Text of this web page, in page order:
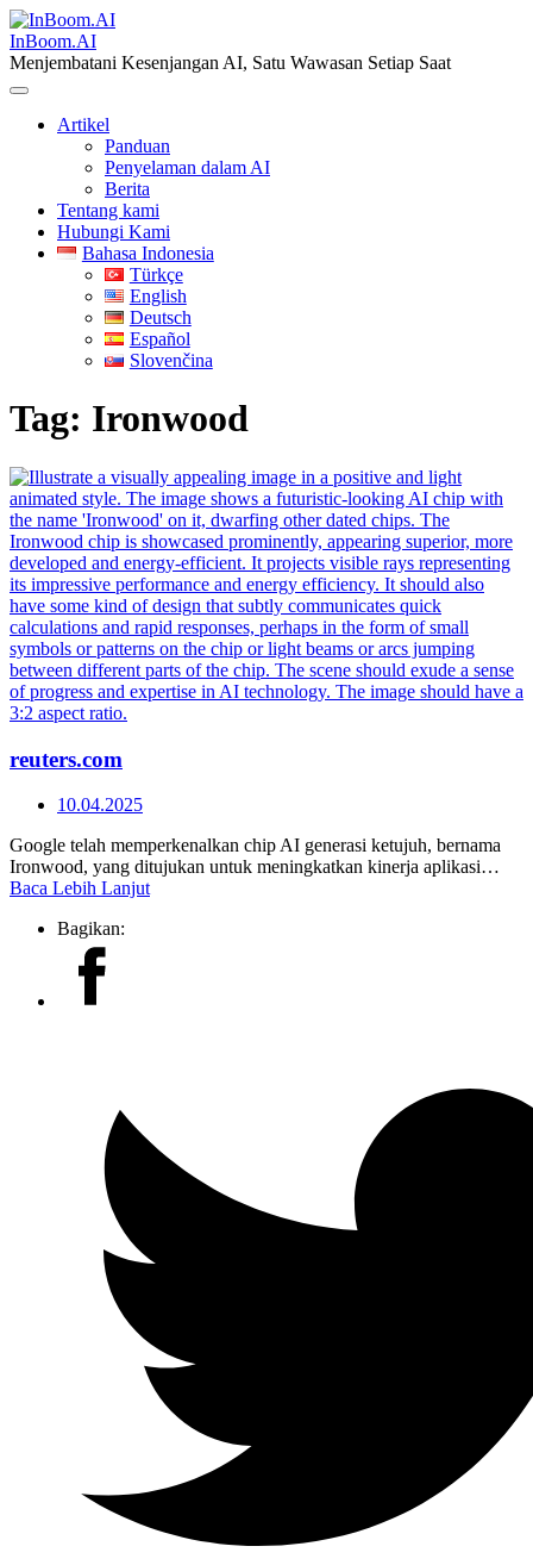
Skip
to
content
InBoom.AI
Menjembatani Kesenjangan AI, Satu Wawasan Setiap Saat
Artikel
Panduan
Penyelaman dalam AI
Berita
Tentang kami
Hubungi Kami
Bahasa Indonesia
Türkçe
English
Deutsch
Español
Slovenčina
Tag: Ironwood
reuters.com
10.04.2025
Google telah memperkenalkan chip AI generasi ketujuh, bernama
Ironwood, yang ditujukan untuk meningkatkan kinerja aplikasi…
Baca Lebih Lanjut
Bagikan: